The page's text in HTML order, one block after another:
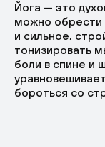
Йога — это
можно обрести
и сильное,
тонизировать
боли в спине и
бороться со